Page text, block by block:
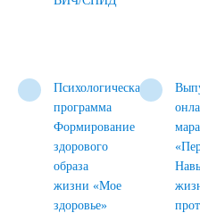
Психологическая
программа
Формирование
здорового
образа
жизни «Мое
здоровье»